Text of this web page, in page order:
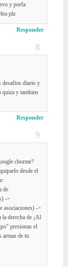
y porfa
plz
Responder
desafios diario y
quiza y tambien
Responder
chorme?
desde el
de
->
asociaciones) ->
derecha de ¡Al
presionas el
armas de tu